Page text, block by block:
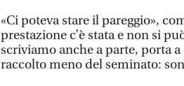
«Ci poteva stare il pareggio»,
prestazione c’è stata e non si
scriviamo anche a parte, porta
raccolto meno del seminato: